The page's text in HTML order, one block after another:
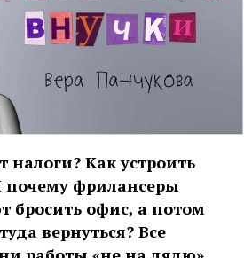
налоги? Как устроить
фрилансеры
бросить офис, а потом
вернуться? Все